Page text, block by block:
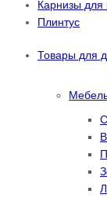
Карнизы для
Плинтус
Товары для